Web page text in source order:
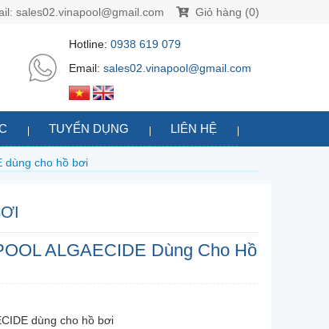
Giỏ hàng (0)
sales02.vinapool@gmail.com
Hotline: 0938 619 079
Email: sales02.vinapool@gmail.com
TUYỂN DỤNG LIÊN HỆ
dùng cho hồ bơi
ALGAECIDE Dùng Cho Hồ
dùng cho hồ bơi